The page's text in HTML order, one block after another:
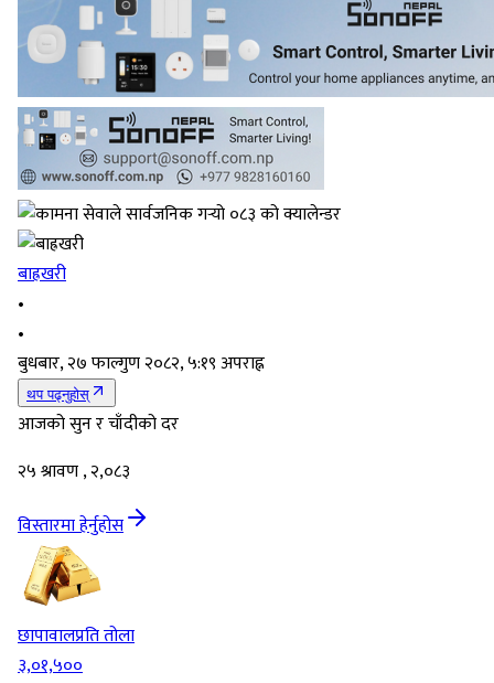
बाह्रखरी
•
•
बुधबार, २७ फाल्गुण २०८२, ५:१९ अपराह्न
थप पढ्नुहोस्
आजको सुन र चाँदीको दर
२५ श्रावण , २,०८३
विस्तारमा हेर्नुहोस
छापावालप्रति तोला
३,०१,५००